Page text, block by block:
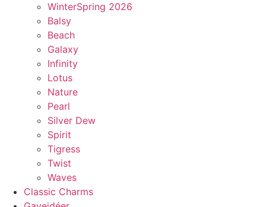
WinterSpring 2026
Balsy
Beach
Galaxy
Infinity
Lotus
Nature
Pearl
Silver Dew
Spirit
Tigress
Twist
Waves
Classic Charms